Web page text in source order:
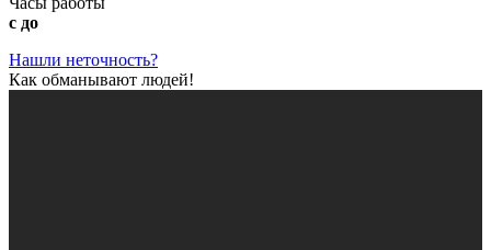
с до
Нашли неточность?
Как обманывают людей!